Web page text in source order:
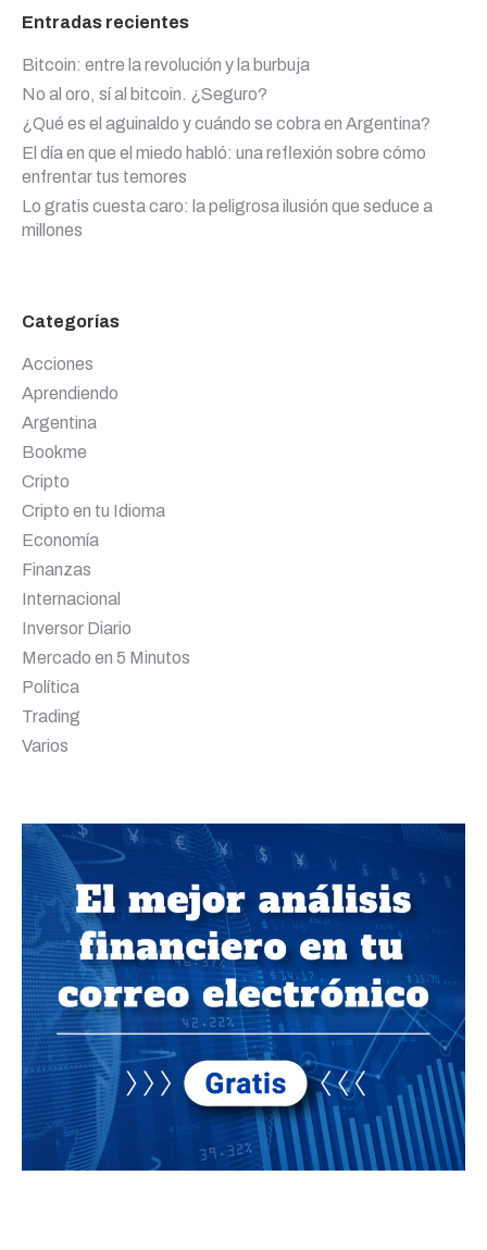
Entradas recientes
Bitcoin: entre la revolución y la burbuja
No al oro, sí al bitcoin. ¿Seguro?
¿Qué es el aguinaldo y cuándo se cobra en Argentina?
El día en que el miedo habló: una reflexión sobre cómo
enfrentar tus temores
Lo gratis cuesta caro: la peligrosa ilusión que seduce a
millones
Categorías
Acciones
Aprendiendo
Argentina
Bookme
Cripto
Cripto en tu Idioma
Economía
Finanzas
Internacional
Inversor Diario
Mercado en 5 Minutos
Política
Trading
Varios